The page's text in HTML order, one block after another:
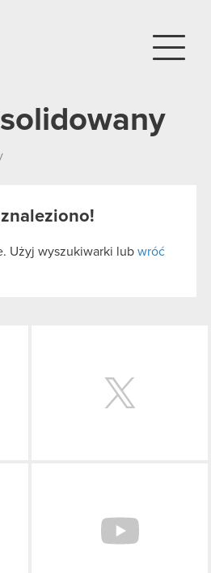
Użyj wyszukiwarki lub wróć